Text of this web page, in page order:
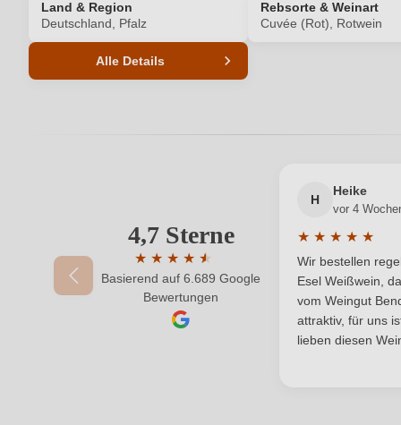
Land & Region
Deutschland, Pfalz
Rebsorte & Weinart
Cuvée (Rot), Rotwein
Alle Details
Flaschenverschluss
4,7 Sterne
★ ★ ★ ★ ★
★
Durchschnittliche Bewertung von 4.7 von
Basierend auf 6.689 Google
Bewertungen
H
Heike
vor 4
★ ★ ★ ★ ★
Wir bestellen
Esel Weißwein,
vom Weingut
attraktiv, für uns
lieben diesen